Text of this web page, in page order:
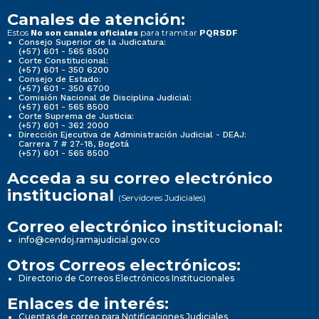
Canales de atención:
Estos No son canales oficiales para tramitar PQRSDF
Consejo Superior de la Judicatura:
(+57) 601 - 565 8500
Corte Constitucional:
(+57) 601 - 350 6200
Consejo de Estado:
(+57) 601 - 350 6700
Comisión Nacional de Disciplina Judicial:
(+57) 601 - 565 8500
Corte Suprema de Justicia:
(+57) 601 - 362 2000
Dirección Ejecutiva de Administración Judicial - DEAJ:
Carrera 7 # 27-18, Bogotá
(+57) 601 - 565 8500
Acceda a su correo electrónico
institucional (Servidores Judiciales)
Correo electrónico institucional:
info@cendoj.ramajudicial.gov.co
Otros Correos electrónicos:
Directorio de Correos Electrónicos Institucionales
Enlaces de interés:
Cuentas de correo para Notificaciones Judiciales